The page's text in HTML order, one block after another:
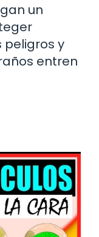
un
peligros y
entren